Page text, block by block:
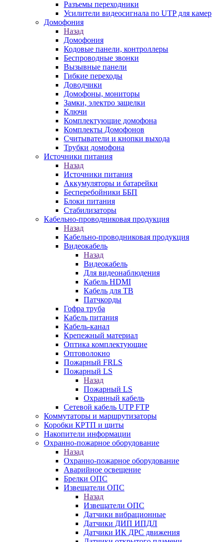
Разъемы переходники
Усилители видеосигнала по UTP для камер
Домофония
Назад
Домофония
Кодовые панели, контроллеры
Беспроводные звонки
Вызывные панели
Гибкие переходы
Доводчики
Домофоны, мониторы
Замки, электро защелки
Ключи
Комплектующие домофона
Комплекты Домофонов
Считыватели и кнопки выхода
Трубки домофона
Источники питания
Назад
Источники питания
Аккумуляторы и батарейки
Бесперебойники ББП
Блоки питания
Стабилизаторы
Кабельно-проводниковая продукция
Назад
Кабельно-проводниковая продукция
Видеокабель
Назад
Видеокабель
Для видеонаблюдения
Кабель HDMI
Кабель для ТВ
Патчкорды
Гофра труба
Кабель питания
Кабель-канал
Крепежный материал
Оптика комплектующие
Оптоволокно
Пожарный FRLS
Пожарный LS
Назад
Пожарный LS
Охранный кабель
Сетевой кабель UTP FTP
Коммутаторы и маршрутизаторы
Коробки КРТП и щиты
Накопители информации
Охранно-пожарное оборудование
Назад
Охранно-пожарное оборудование
Аварийное освещение
Брелки ОПС
Извещатели ОПС
Назад
Извещатели ОПС
Датчики вибрационные
Датчики ДИП ИПДЛ
Датчики ИК ДРС движения